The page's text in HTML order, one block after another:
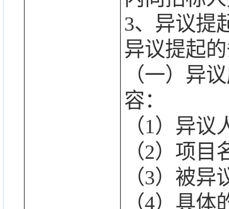
3、异议提
异议提起
（一）异
容：
（1）异议
（2）项目
（3）被异
（4）具体